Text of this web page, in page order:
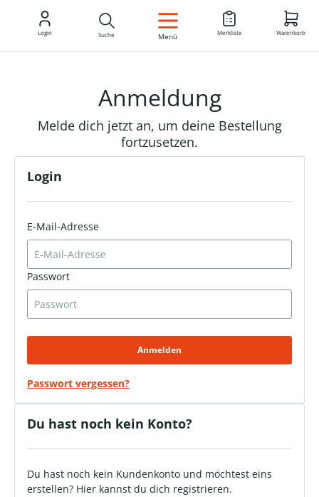
DE
Login Suche Menü Merkliste Warenkorb
Anmeldung
Melde dich jetzt an, um deine Bestellung
fortzusetzen.
Login
E-Mail-Adresse
Passwort
Anmelden
Passwort vergessen?
Du hast noch kein Konto?
Du hast noch kein Kundenkonto und möchtest eins
erstellen? Hier kannst du dich registrieren.